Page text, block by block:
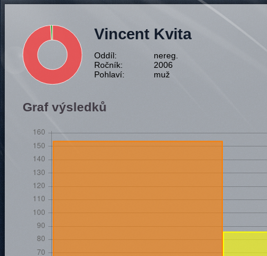
Vincent Kvita
Oddíl:
nereg.
Ročník:
2006
Pohlaví:
muž
Graf výsledků